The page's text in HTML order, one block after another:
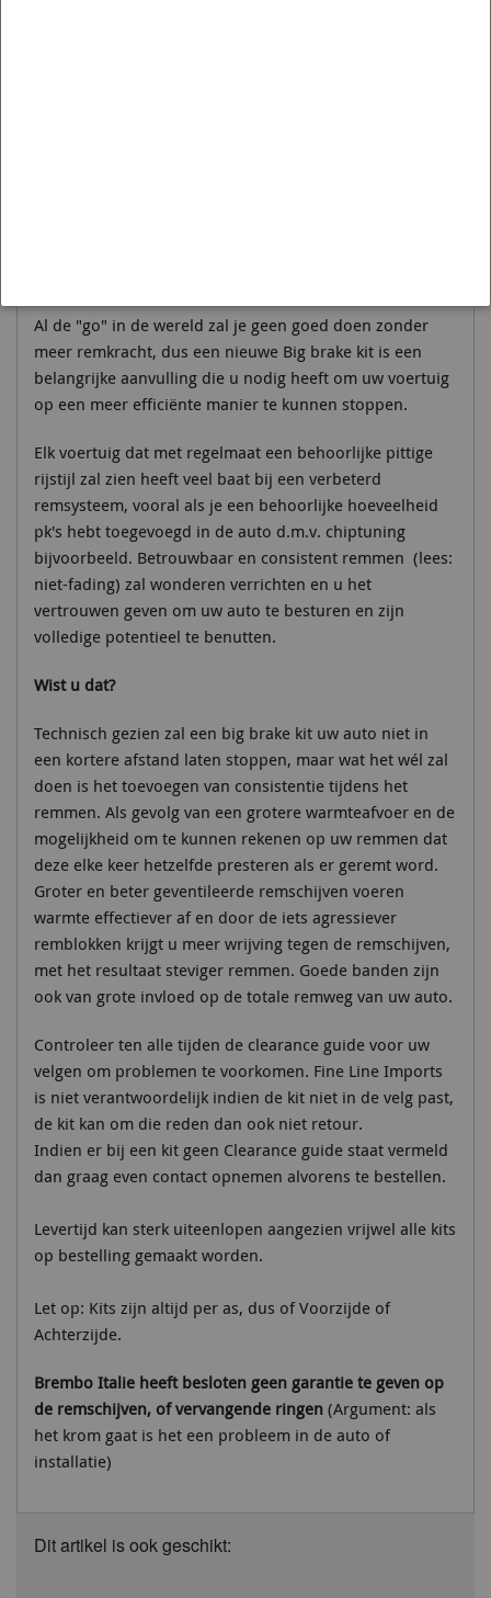
Al de "go" in de wereld zal je geen goed doen zonder
meer remkracht, dus een nieuwe Big brake kit is een
belangrijke aanvulling die u nodig heeft om uw voertuig
op een meer efficiënte manier te kunnen stoppen.
Elk voertuig dat met regelmaat een behoorlijke pittige
rijstijl zal zien heeft veel baat bij een verbeterd
remsysteem, vooral als je een behoorlijke hoeveelheid
pk's hebt toegevoegd in de auto d.m.v. chiptuning
bijvoorbeeld. Betrouwbaar en consistent remmen (lees:
niet-fading) zal wonderen verrichten en u het
vertrouwen geven om uw auto te besturen en zijn
volledige potentieel te benutten.
Wist u dat?
Technisch gezien zal een big brake kit uw auto niet in
een kortere afstand laten stoppen, maar wat het wél zal
doen is het toevoegen van consistentie tijdens het
remmen. Als gevolg van een grotere warmteafvoer en de
mogelijkheid om te kunnen rekenen op uw remmen dat
deze elke keer hetzelfde presteren als er geremt word.
Groter en beter geventileerde remschijven voeren
warmte effectiever af en door de iets agressiever
remblokken krijgt u meer wrijving tegen de remschijven,
met het resultaat steviger remmen. Goede banden zijn
ook van grote invloed op de totale remweg van uw auto.
Controleer ten alle tijden de clearance guide voor uw
velgen om problemen te voorkomen. Fine Line Imports
is niet verantwoordelijk indien de kit niet in de velg past,
de kit kan om die reden dan ook niet retour.
Indien er bij een kit geen Clearance guide staat vermeld
dan graag even contact opnemen alvorens te bestellen.
Levertijd kan sterk uiteenlopen aangezien vrijwel alle kits
op bestelling gemaakt worden.
Let op: Kits zijn altijd per as, dus of Voorzijde of
Achterzijde.
Brembo Italie heeft besloten geen garantie te geven op
de remschijven, of vervangende ringen (Argument: als
het krom gaat is het een probleem in de auto of
installatie)
Dit artikel is ook geschikt: